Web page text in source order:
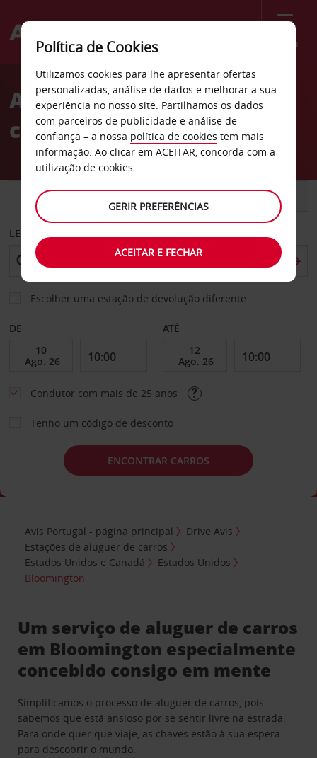
Menu
Welcome
AvisAluguer de
carros Bloomington
CARRO COMERCIAIS
LEVANTAR EM
Escolher uma estação de devolução diferente
DE ATÉ
Condutor com mais de 25 anos
Tenho um código de desconto
ENCONTRAR CARROS
Avis Portugal - página principal
Drive Avis
Estações de aluguer de carros
Estados Unidos e Canadá
Estados Unidos
Bloomington
Um serviço de aluguer de carros
em Bloomington especialmente
concebido consigo em mente
Simplificamos o processo de aluguer de carros, pois
sabemos que está ansioso por se sentir livre na estrada.
Para onde quer que viaje, as chaves estão à sua espera
para descobrir o mundo.
Política de Cookies
Utilizamos cookies para lhe apresentar ofertas
personalizadas, análise de dados e melhorar a sua
experiência no nosso site. Partilhamos os dados
com parceiros de publicidade e análise de
confiança – a nossa política de cookies tem mais
informação. Ao clicar em ACEITAR, concorda com a
utilização de cookies.
GERIR PREFERÊNCIAS
ACEITAR E FECHAR